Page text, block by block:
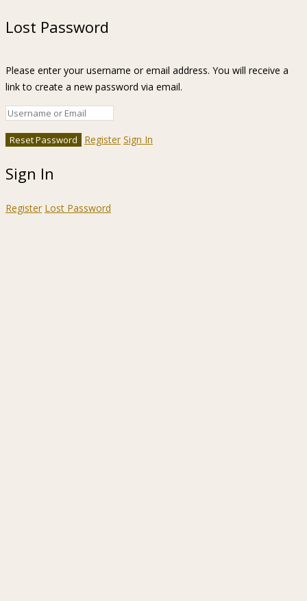
Lost Password
Please enter your username or email address. You will receive a
link to create a new password via email.
Register Sign In
Sign In
Register Lost Password